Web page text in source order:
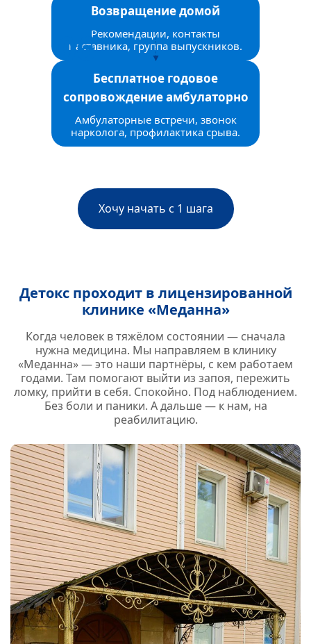
Возвращение домой
Рекомендации, контакты
наставника, группа выпускников.
Бесплатное годовое
сопровождение амбулаторно
Амбулаторные встречи, звонок
нарколога, профилактика срыва.
Хочу начать с 1 шага
Детокс проходит в лицензированной
клинике «Меданна»
Когда человек в тяжёлом состоянии — сначала
нужна медицина. Мы направляем в клинику
«Меданна» — это наши партнёры, с кем работаем
годами. Там помогают выйти из запоя, пережить
ломку, прийти в себя. Спокойно. Под наблюдением.
Без боли и паники. А дальше — к нам, на
реабилитацию.